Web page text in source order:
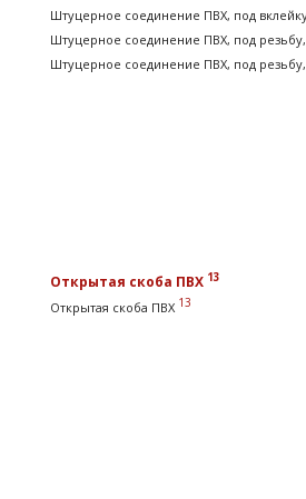
Штуцерное соединение ПВХ, под
Штуцерное соединение ПВХ, под резьбу,
Штуцерное соединение ПВХ, под резьбу,
Открытая скоба ПВХ 13
Открытая скоба ПВХ 13